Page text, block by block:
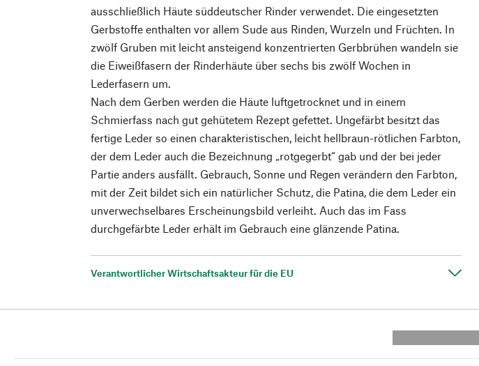
ausschließlich Häute süddeutscher Rinder verwendet. Die eingesetzten
Gerbstoffe enthalten vor allem Sude aus Rinden, Wurzeln und Früchten. In
zwölf Gruben mit leicht ansteigend konzentrierten Gerbbrühen wandeln sie
die Eiweißfasern der Rinderhäute über sechs bis zwölf Wochen in
Lederfasern um.
Nach dem Gerben werden die Häute luftgetrocknet und in einem
Schmierfass nach gut gehütetem Rezept gefettet. Ungefärbt besitzt das
fertige Leder so einen charakteristischen, leicht hellbraun-rötlichen Farbton,
der dem Leder auch die Bezeichnung „rotgegerbt“ gab und der bei jeder
Partie anders ausfällt. Gebrauch, Sonne und Regen verändern den Farbton,
mit der Zeit bildet sich ein natürlicher Schutz, die Patina, die dem Leder ein
unverwechselbares Erscheinungsbild verleiht. Auch das im Fass
durchgefärbte Leder erhält im Gebrauch eine glänzende Patina.
Verantwortlicher Wirtschaftsakteur für die EU